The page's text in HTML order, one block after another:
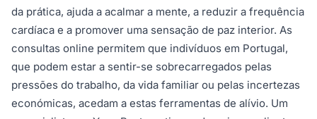
da prática, ajuda a acalmar a mente, a reduzir a frequência
cardíaca e a promover uma sensação de paz interior. As
consultas online permitem que indivíduos em Portugal,
que podem estar a sentir-se sobrecarregados pelas
pressões do trabalho, da vida familiar ou pelas incertezas
económicas, acedam a estas ferramentas de alívio. Um